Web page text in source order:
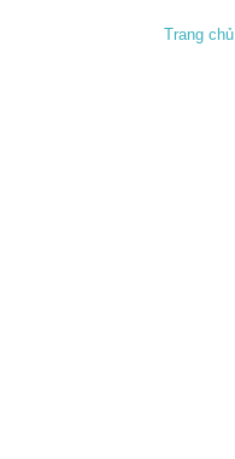
Trang chủ